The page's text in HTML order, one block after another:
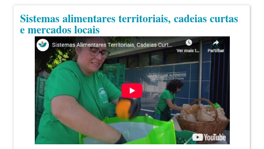
Sistemas alimentares territoriais, cadeias curtas
e mercados locais